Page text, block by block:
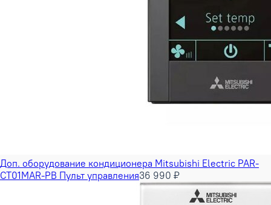
Доп. оборудование кондиционера Mitsubishi Electric PAR-
CT01MAR-PB Пульт управления36 990 ₽